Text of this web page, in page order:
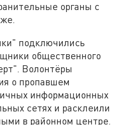
органы с
подключились
общественного
Волонтёры
о пропавшем
информационных
сетях и расклеили
в районном центре.